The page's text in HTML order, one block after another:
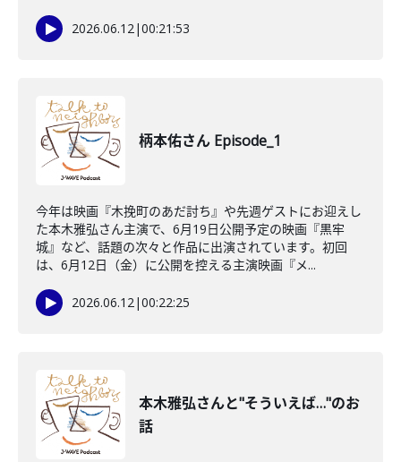
2026.06.12|00:21:53
柄本佑さん Episode_1
今年は映画『木挽町のあだ討ち』や先週ゲストにお迎えし
た本木雅弘さん主演で、6月19日公開予定の映画『黒牢
城』など、話題の次々と作品に出演されています。初回
は、6月12日（金）に公開を控える主演映画『メ...
2026.06.12|00:22:25
本木雅弘さんと"そういえば…"のお
話